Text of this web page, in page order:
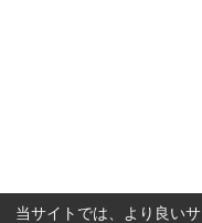
当サイトでは、より良い